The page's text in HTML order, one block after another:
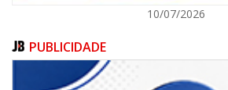
10/07/2026
PUBLICIDADE